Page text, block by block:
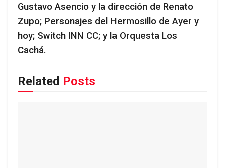
Gustavo Asencio y la dirección de Renato
Zupo; Personajes del Hermosillo de Ayer y
hoy; Switch INN CC; y la Orquesta Los
Cachá.
Related Posts